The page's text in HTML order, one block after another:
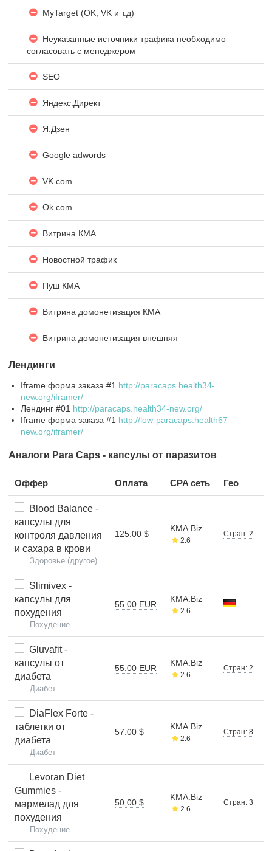
MyTarget (OK, VK и т.д)
Неуказанные источники трафика необходимо
согласовать с менеджером
SEO
Яндекc.Директ
Я.Дзен
Google adwords
VK.com
Ok.com
Витрина КМА
Новостной трафик
Пуш КМА
Витрина домонетизация КМА
Витрина домонетизация внешняя
Лендинги
Iframe форма заказа #1 http://paracaps.health34-
new.org/iframer/
Лендинг #01 http://paracaps.health34-new.org/
Iframe форма заказа #1 http://low-paracaps.health67-
new.org/iframer/
Аналоги Para Caps - капсулы от паразитов
Оффер Оплата CPA сеть Гео
Blood Balance -
капсулы для
контроля давления
и сахара в крови
Здоровье (другое)
125.00 $
KMA.Biz
2.6
Стран: 2
Slimivex -
капсулы для
похудения
Похудение
55.00 EUR
KMA.Biz
2.6
Gluvafit -
капсулы от
диабета
Диабет
55.00 EUR
KMA.Biz
2.6
Стран: 2
DiaFlex Forte -
таблетки от
диабета
Диабет
57.00 $
KMA.Biz
2.6
Стран: 8
Levoran Diet
Gummies -
мармелад для
похудения
Похудение
50.00 $
KMA.Biz
2.6
Стран: 3